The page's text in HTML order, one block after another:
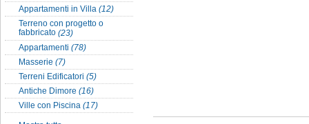
Appartamenti in Villa (12)
Terreno con progetto o
fabbricato (23)
Appartamenti (78)
Masserie (7)
Terreni Edificatori (5)
Antiche Dimore (16)
Ville con Piscina (17)